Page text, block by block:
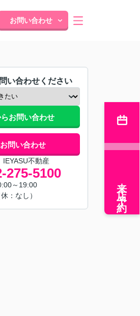
お問い合わせ
い合わせください
お問い合わせ
問い合わせ
IEYASU不動産
275-5100
～19:00
休：なし）
来店予約